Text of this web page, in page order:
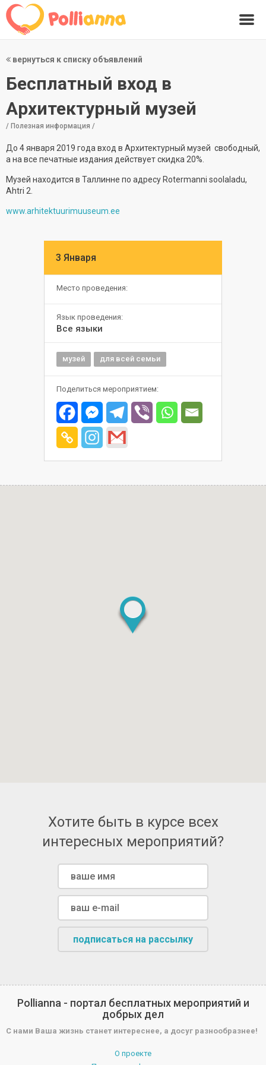
вернуться к списку объявлений
Бесплатный вход в
Архитектурный музей
/ Полезная информация /
До 4 января 2019 года вход в Архитектурный музей свободный,
а на все печатные издания действует скидка 20%.
Музей находится в Таллинне по адресу Rotermanni soolaladu,
Ahtri 2.
www.arhitektuurimuuseum.ee
3 Января
Место проведения:
Язык проведения:
Все языки
музей для всей семьи
Поделиться мероприятием:
Хотите быть в курсе всех
интересных мероприятий?
подписаться на рассылку
Pollianna - портал бесплатных мероприятий и
добрых дел
С нами Ваша жизнь станет интереснее, а досуг разнообразнее!
О проекте